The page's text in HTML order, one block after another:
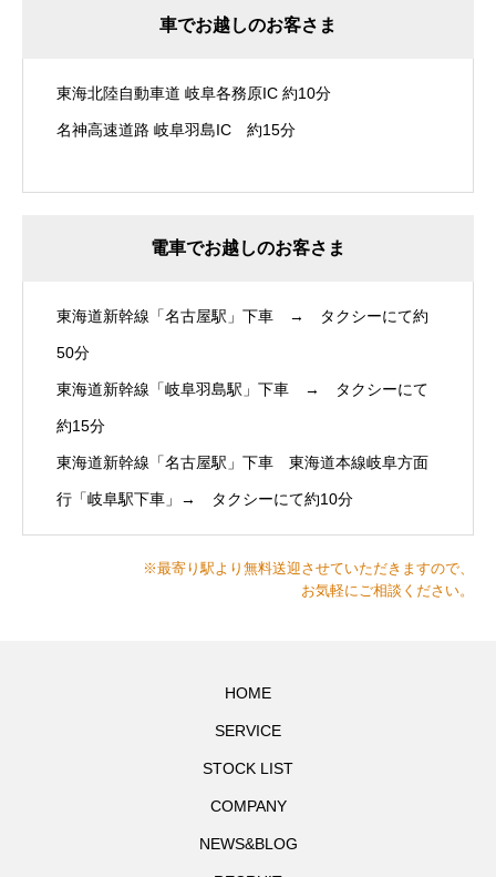
車でお越しのお客さま
東海北陸自動車道 岐阜各務原IC 約10分
名神高速道路 岐阜羽島IC 約15分
電車でお越しのお客さま
東海道新幹線「名古屋駅」下車 → タクシーにて約
50分
東海道新幹線「岐阜羽島駅」下車 → タクシーにて
約15分
東海道新幹線「名古屋駅」下車 東海道本線岐阜方面
行「岐阜駅下車」→ タクシーにて約10分
※最寄り駅より無料送迎させていただきますので、
お気軽にご相談ください。
HOME
SERVICE
STOCK LIST
COMPANY
NEWS&BLOG